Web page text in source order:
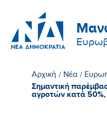
Αρχική / Νέα /
Σημαντική
αγροτών κατά 50%,